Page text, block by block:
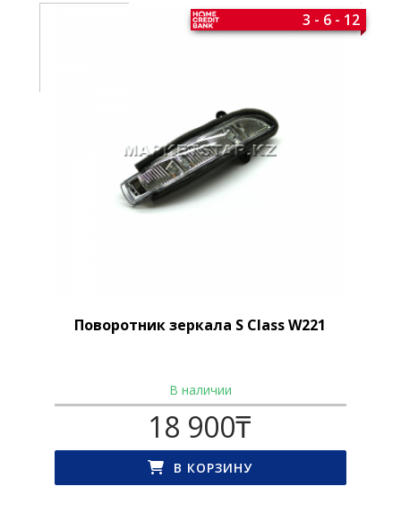
Поворотник зеркала S Class W221
3 - 6 - 12
В наличии
18 900₸
В КОРЗИНУ